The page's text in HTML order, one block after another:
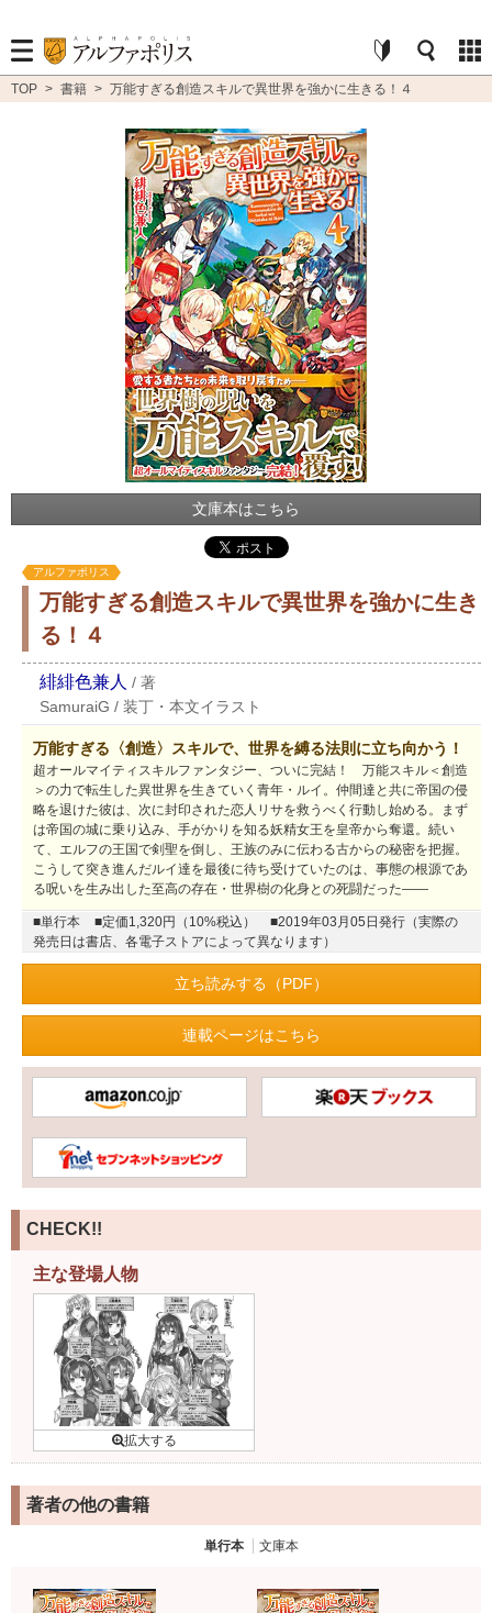
TOP > 書籍 > 万能すぎる創造スキルで異世界を強かに生きる！４
文庫本はこちら
アルファポリス
万能すぎる創造スキルで異世界を強かに生き
る！４
緋緋色兼人 / 著
SamuraiG / 装丁・本文イラスト
万能すぎる〈創造〉スキルで、世界を縛る法則に立ち向かう！
超オールマイティスキルファンタジー、ついに完結！ 万能スキル＜創造
＞の力で転生した異世界を生きていく青年・ルイ。仲間達と共に帝国の侵
略を退けた彼は、次に封印された恋人リサを救うべく行動し始める。まず
は帝国の城に乗り込み、手がかりを知る妖精女王を皇帝から奪還。続い
て、エルフの王国で剣聖を倒し、王族のみに伝わる古からの秘密を把握。
こうして突き進んだルイ達を最後に待ち受けていたのは、事態の根源であ
る呪いを生み出した至高の存在・世界樹の化身との死闘だった――
■単行本 ■定価1,320円（10%税込）
■2019年03月05日発行（実際の
発売日は書店、各電子ストアによって異なります）
立ち読みする（PDF）
連載ページはこちら
CHECK!!
主な登場人物
著者の他の書籍
単行本 文庫本